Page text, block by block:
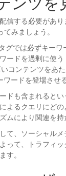
する必要があ
てみましょう。
では必ずキー
ドを過剰に使
コンテンツをあ
ードを登場させ
も含まれると
るクエリにど
により関連を持
、ソーシャル
て、トラフィ
す。